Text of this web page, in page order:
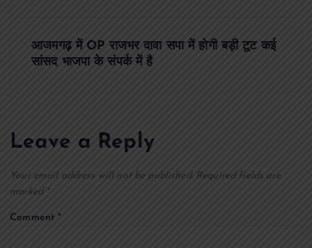
v
i
g
आजमगढ़ में OP राजभर दावा सपा में होगी बड़ी टूट कई
सांसद भाजपा के संपर्क में है
Leave a Reply
Your email address will not be published. Required fields are
marked *
Comment*